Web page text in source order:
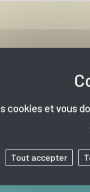
cookies et vous
Tout accepter